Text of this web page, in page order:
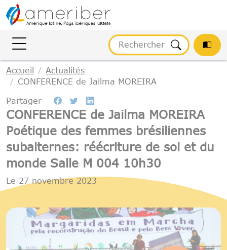
Accueil
Actualités
CONFERENCE de Jailma MOREIRA
Partager
CONFERENCE de Jailma MOREIRA
Poétique des femmes brésiliennes
subalternes: réécriture de soi et du
monde Salle M 004 10h30
Le 27 novembre 2023
Gestion des cookies